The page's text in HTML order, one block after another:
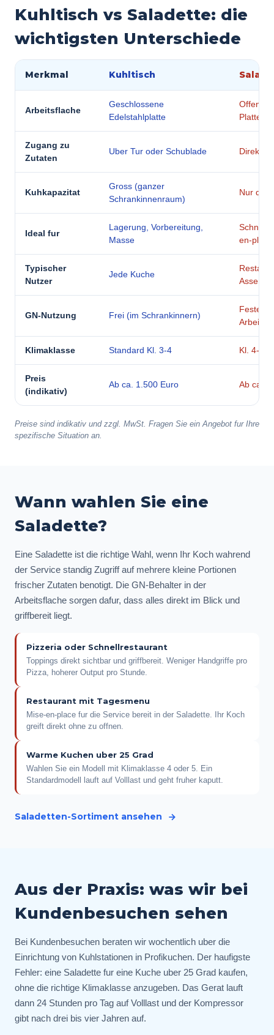
Kuhltisch vs Saladette: die
wichtigsten Unterschiede
Merkmal Kuhltisch
Arbeitsflache
Geschlossene
Edelstahlplatte
Offene
Platte
Zugang zu
Zutaten
Uber Tur oder Schublade Direkt
Kuhkapazitat
Gross (ganzer
Schrankinnenraum)
Nur die
Ideal fur
Lagerung, Vorbereitung,
Masse
en-place
Typischer
Nutzer
Jede Kuche
GN-Nutzung Frei (im Schrankinnern)
Feste
Klimaklasse Standard Kl. 3-4 Kl. 4-5
Preis
(indikativ)
Ab ca. 1.500 Euro Ab ca.
Preise sind indikativ und zzgl. MwSt. Fragen Sie ein Angebot fur Ihre
spezifische Situation an.
Wann wahlen Sie eine
Saladette?
Eine Saladette ist die richtige Wahl, wenn Ihr Koch wahrend
der Service standig Zugriff auf mehrere kleine Portionen
frischer Zutaten benotigt. Die GN-Behalter in der
Arbeitsflache sorgen dafur, dass alles direkt im Blick und
griffbereit liegt.
Pizzeria oder Schnellrestaurant
Toppings direkt sichtbar und griffbereit. Weniger Handgriffe pro
Pizza, hoherer Output pro Stunde.
Restaurant mit Tagesmenu
Mise-en-place fur die Service bereit in der Saladette. Ihr Koch
greift direkt ohne zu offnen.
Warme Kuchen uber 25 Grad
Wahlen Sie ein Modell mit Klimaklasse 4 oder 5. Ein
Standardmodell lauft auf Volllast und geht fruher kaputt.
Saladetten-Sortiment ansehen
Aus der Praxis: was wir bei
Kundenbesuchen sehen
Bei Kundenbesuchen beraten wir wochentlich uber die
Einrichtung von Kuhlstationen in Profikuchen. Der haufigste
Fehler: eine Saladette fur eine Kuche uber 25 Grad kaufen,
ohne die richtige Klimaklasse anzugeben. Das Gerat lauft
dann 24 Stunden pro Tag auf Volllast und der Kompressor
gibt nach drei bis vier Jahren auf.